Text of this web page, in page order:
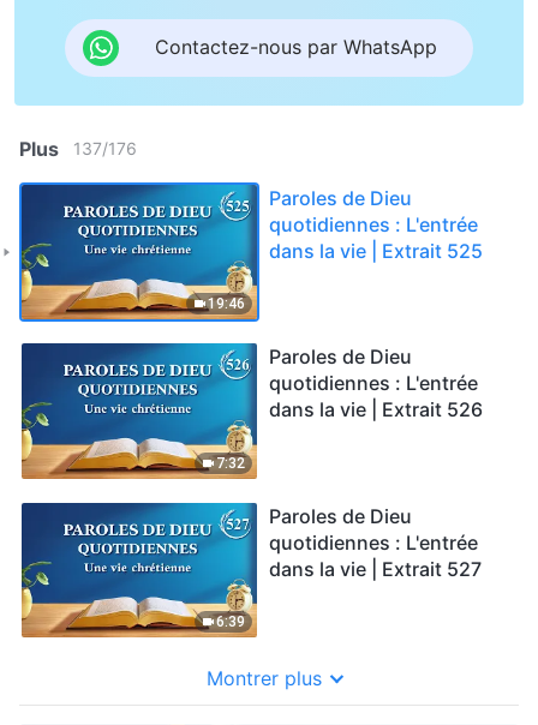
Contactez-nous par WhatsApp
Plus 137/176
19:46
Paroles de Dieu
quotidiennes : L'entrée
dans la vie | Extrait 525
7:32
Paroles de Dieu
quotidiennes : L'entrée
dans la vie | Extrait 526
6:39
Paroles de Dieu
quotidiennes : L'entrée
dans la vie | Extrait 527
Montrer plus